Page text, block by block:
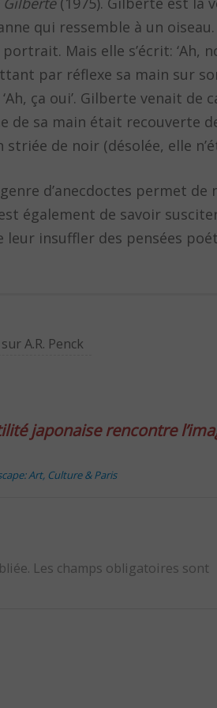
qui ressemble à un
Mais elle s’écrit: ‘Ah,
par réflexe sa main sur
ça oui’. Gilberte venait
de sa main était recouverte
de noir (désolée, elle
d’anecdoctes permet
également de savoir
leur insuffler des pensées
A.R. Penck
japonaise rencontre
Art, Culture & Paris
Les champs obligatoires sont